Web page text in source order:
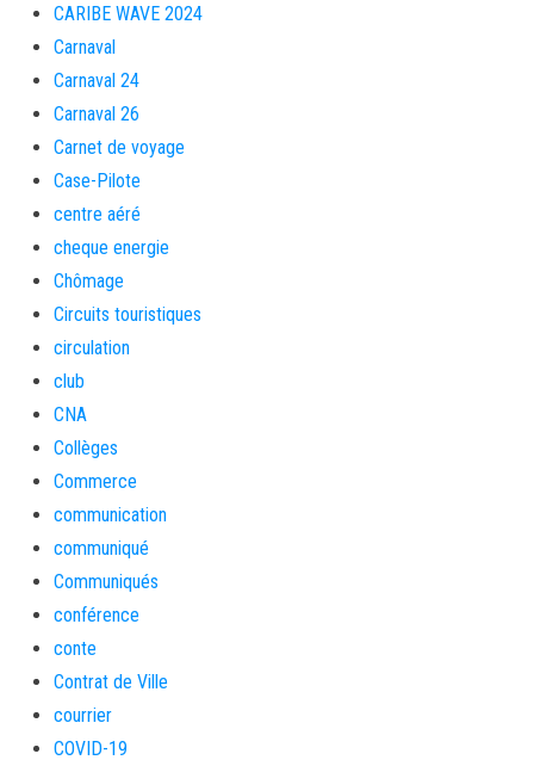
CARIBE WAVE 2024
Carnaval
Carnaval 24
Carnaval 26
Carnet de voyage
Case-Pilote
centre aéré
cheque energie
Chômage
Circuits touristiques
circulation
club
CNA
Collèges
Commerce
communication
communiqué
Communiqués
conférence
conte
Contrat de Ville
courrier
COVID-19